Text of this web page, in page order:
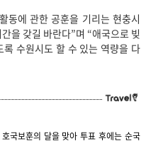
동에 관한 공훈을 기리는 현충시
을 갖길 바란다”며 “애국으로 빚
수원시도 할 수 있는 역량을 다
국보훈의 달을 맞아 투표 후에는 순국